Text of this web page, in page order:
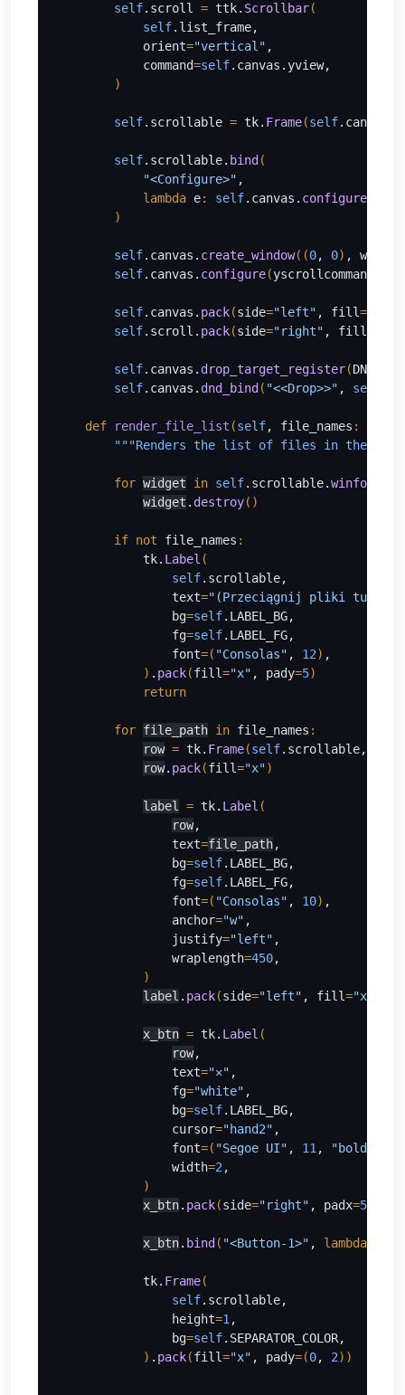
self.scroll = ttk. Scrollbar(
self.list_frame,
            orient
="vertical" ,
            command
=self.canvas.yview,
)
self.scrollable = tk. Frame(self.canvas,
self.scrollable. bind (
"<Configure>" ,
lambda e: self.canvas. configure
)
self.canvas. create_window((0, 0) , window
self.canvas. configure(yscrollcommand
self.canvas. pack(side="left" , fill=
self.scroll. pack(side="right" , fill
self.canvas. drop_target_register(
self.canvas. dnd_bind ( "<<Drop>>" , self
def render_file_list (self, file_names :
"""Renders the list of files in the
for widget in self.scrollable.
widget . destroy()
if not file_names :
tk. Label (
self.scrollable,
                text
="(Przeciągnij pliki
                bg
=self.LABEL_BG,
                fg
=self.LABEL_FG,
                font
=( "Consolas" , 12) ,
) . pack(fill="x" , pady=5)
return
        for
file_path in file_names :
row = tk. Frame(self.scrollable, bg
row. pack(fill="x")
label = tk. Label (
row,
                text
=file_path,
                bg
=self.LABEL_BG,
                fg
=self.LABEL_FG,
                font
=( "Consolas" , 10) ,
                anchor
="w" ,
                justify
="left" ,
                wraplength
=450,
)
label . pack(side="left" , fill="x"
x_btn = tk. Label (
row,
                text
="✕" ,
                fg
="white" ,
                bg
=self.LABEL_BG,
                cursor
="hand2" ,
                font
=( "Segoe UI" , 11 , "bold"
                width
=2 ,
)
x_btn. pack(side="right" , padx=5
x_btn. bind ( "<Button-1>" , lambda
tk. Frame(
self.scrollable,
                height
=1 ,
                bg
=self.SEPARATOR_COLOR,
) . pack(fill="x" , pady=(0, 2))